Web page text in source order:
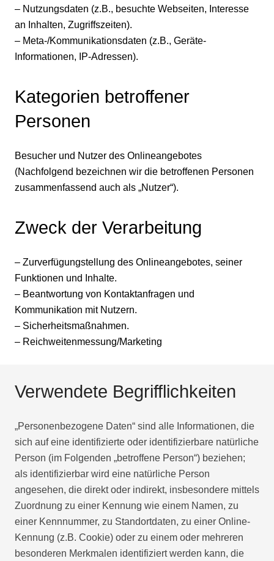
– Nutzungsdaten (z.B., besuchte Webseiten, Interesse
an Inhalten, Zugriffszeiten).
– Meta-/Kommunikationsdaten (z.B., Geräte-
Informationen, IP-Adressen).
Kategorien betroffener
Personen
Besucher und Nutzer des Onlineangebotes
(Nachfolgend bezeichnen wir die betroffenen Personen
zusammenfassend auch als „Nutzer“).
Zweck der Verarbeitung
– Zurverfügungstellung des Onlineangebotes, seiner
Funktionen und Inhalte.
– Beantwortung von Kontaktanfragen und
Kommunikation mit Nutzern.
– Sicherheitsmaßnahmen.
– Reichweitenmessung/Marketing
Verwendete Begrifflichkeiten
„Personenbezogene Daten“ sind alle Informationen, die
sich auf eine identifizierte oder identifizierbare natürliche
Person (im Folgenden „betroffene Person“) beziehen;
als identifizierbar wird eine natürliche Person
angesehen, die direkt oder indirekt, insbesondere mittels
Zuordnung zu einer Kennung wie einem Namen, zu
einer Kennnummer, zu Standortdaten, zu einer Online-
Kennung (z.B. Cookie) oder zu einem oder mehreren
besonderen Merkmalen identifiziert werden kann, die